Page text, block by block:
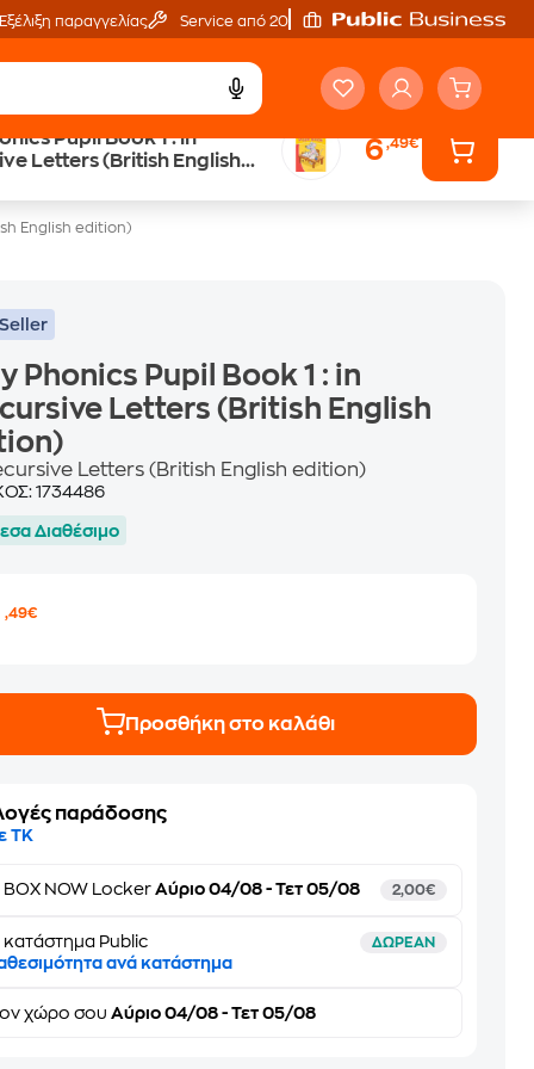
Εξέλιξη παραγγελίας Service από 20'
Pupil Book 1 : in
Letters (British English
6,49€
Έλα στον κόσμο
English edition)
Phonics Pupil Book 1 : in
Letters (British English
Letters (British English edition)
1734486
Διαθέσιμο
,49€
Προσθήκη στο καλάθι
παράδοσης
ΤΚ
BOX NOW Locker Αύριο 04/08 - Τετ 05/08 2,00€
κατάστημα Public ΔΩΡΕΑΝ
ανά κατάστημα
χώρο σου Αύριο 04/08 - Τετ 05/08